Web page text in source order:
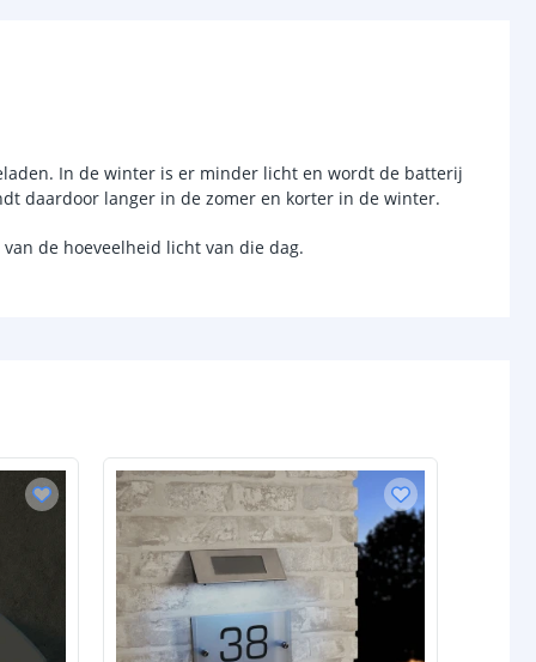
Helder wit (4000 Kelvin)
3
0.1 Watt per led
(max)
-
-
Ja
-
In de winter is er minder licht en wordt de batterij
daardoor langer in de zomer en korter in de winter.
de hoeveelheid licht van die dag.